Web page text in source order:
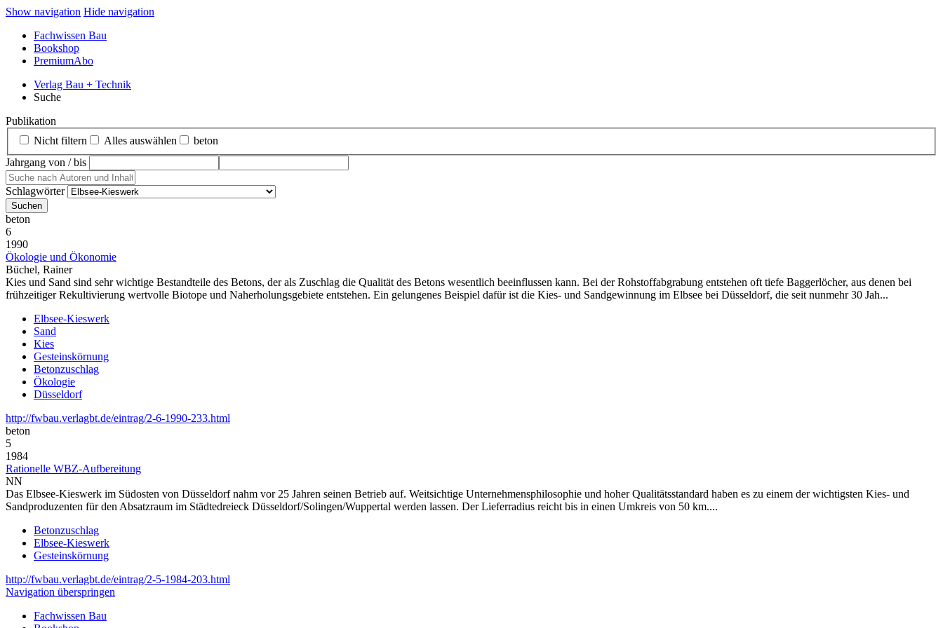
Show navigation Hide navigation
Fachwissen Bau
Bookshop
PremiumAbo
Verlag Bau + Technik
Suche
Publikation
Nicht filtern
Alles auswählen
beton
Jahrgang von / bis
Schlagwörter
beton
6
1990
Ökologie und Ökonomie
Büchel, Rainer
Kies und Sand sind sehr wichtige Bestandteile des Betons, der als Zuschlag die Qualität des Betons wesentlich beeinflussen kann. Bei der Rohstoffabgrabung entstehen oft tiefe Baggerlöcher, aus denen bei
frühzeitiger Rekultivierung wertvolle Biotope und Naherholungsgebiete entstehen. Ein gelungenes Beispiel dafür ist die Kies- und Sandgewinnung im Elbsee bei Düsseldorf, die seit nunmehr 30 Jah...
Elbsee-Kieswerk
Sand
Kies
Gesteinskörnung
Betonzuschlag
Ökologie
Düsseldorf
http://fwbau.verlagbt.de/eintrag/2-6-1990-233.html
beton
5
1984
Rationelle WBZ-Aufbereitung
NN
Das Elbsee-Kieswerk im Südosten von Düsseldorf nahm vor 25 Jahren seinen Betrieb auf. Weitsichtige Unternehmensphilosophie und hoher Qualitätsstandard haben es zu einem der wichtigsten Kies- und
Sandproduzenten für den Absatzraum im Städtedreieck Düsseldorf/Solingen/Wuppertal werden lassen. Der Lieferradius reicht bis in einen Umkreis von 50 km....
Betonzuschlag
Elbsee-Kieswerk
Gesteinskörnung
http://fwbau.verlagbt.de/eintrag/2-5-1984-203.html
Navigation überspringen
Fachwissen Bau